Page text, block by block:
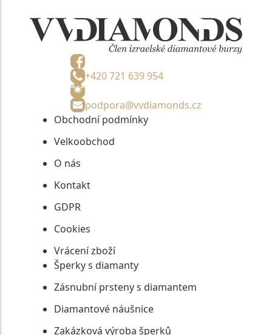
+420 721 639 954
podpora@vvdiamonds.cz
Obchodní podmínky
Velkoobchod
O nás
Kontakt
GDPR
Cookies
Vrácení zboží
Šperky s diamanty
Zásnubní prsteny s diamantem
Diamantové náušnice
Zakázková výroba šperků